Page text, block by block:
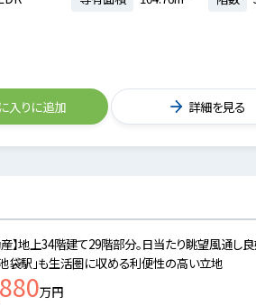
入りに追加 詳細を見る
】地上34階建て29階部分。日当たり眺望風通し
袋駅」も生活圏に収める利便性の高い立地
万円